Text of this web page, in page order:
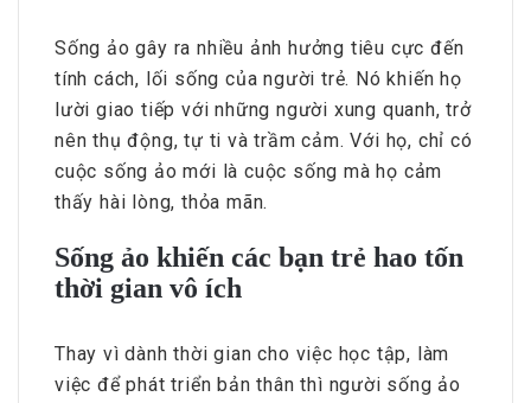
Sống ảo gây ra nhiều ảnh hưởng tiêu cực đến
tính cách, lối sống của người trẻ. Nó khiến họ
lười giao tiếp với những người xung quanh, trở
nên thụ động, tự ti và trầm cảm. Với họ, chỉ có
cuộc sống ảo mới là cuộc sống mà họ cảm
thấy hài lòng, thỏa mãn.
Sống ảo khiến các bạn trẻ hao tốn
thời gian vô ích
Thay vì dành thời gian cho việc học tập, làm
việc để phát triển bản thân thì người sống ảo